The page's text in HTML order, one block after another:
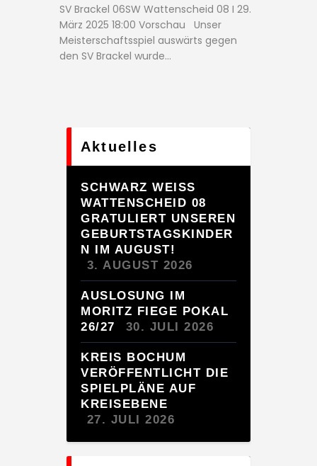
SV Brackel 06SW Wattenscheid 08 I 29.
März 2025 18:00 Vorschau Unser
Meisterschaftsspiel auswärts gegen
den SV Brackel wurde…
Aktuelles
SCHWARZ WEISS W
ATTENSCHEID 08 G
RATULIERT UNSEREN G
EBURTSTAGSKINDERN
IM AUGUST!
3. AUGUST 2026
AUSLOSUNG IM
MORITZ FIEGE POKAL
26/27
30. JULI 2026
KREIS BOCHUM
VERÖFFENTLICHT DIE
SPIELPLÄNE AUF
KREISEBENE
27. JULI 2026